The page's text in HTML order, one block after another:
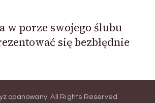
w porze swojego ślubu
się bezbłędnie
opanowany. All Rights Reserved.